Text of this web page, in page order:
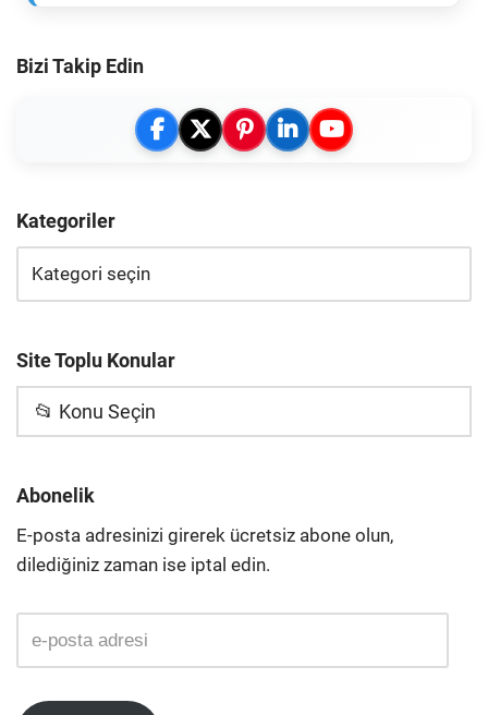
Bizi Takip Edin
Kategoriler
Site Toplu Konular
📂 Konu Seçin
Abonelik
E-posta adresinizi girerek ücretsiz abone olun,
dilediğiniz zaman ise iptal edin.